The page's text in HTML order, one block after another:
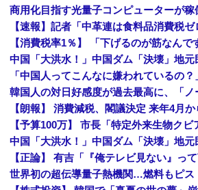
【朗報】 消費減税、閣議決定 来年4月